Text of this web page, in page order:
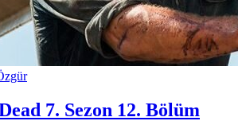
7. Sezon 12. Bölüm